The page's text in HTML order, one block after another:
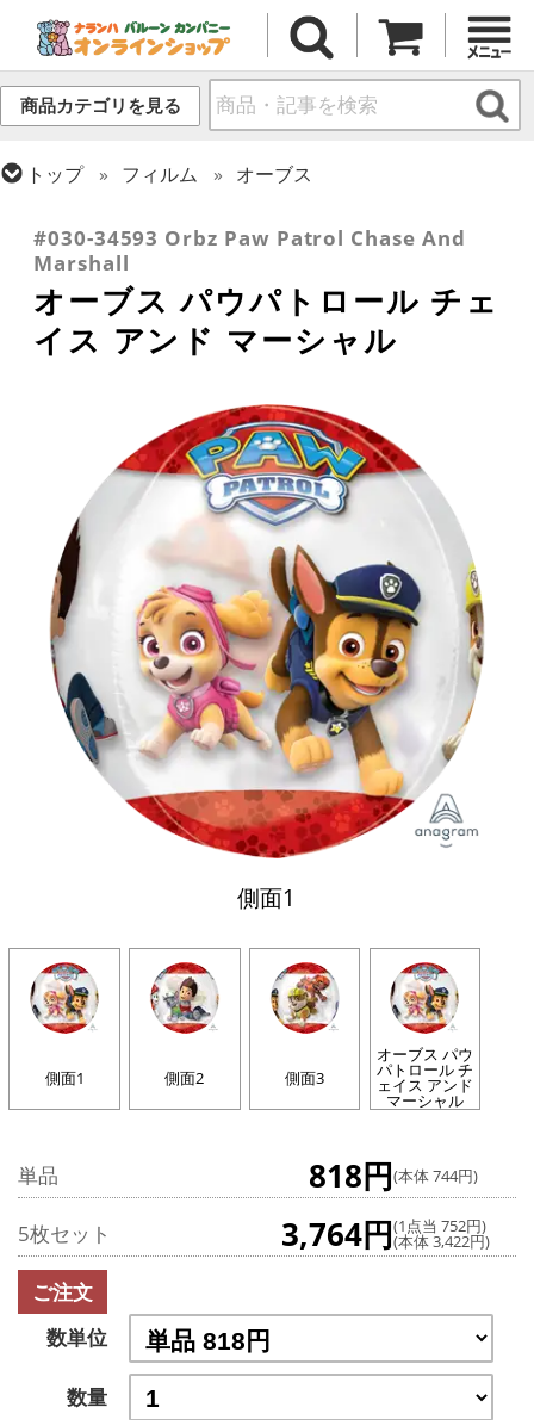
商品カテゴリを見る
トップ フィルム
オーブス
その他海外キャラクター
#030-34593 Orbz Paw Patrol Chase And
Marshall
オーブス パウパトロール チェ
イス アンド マーシャル
側面1
側面1 側面2 側面3
オーブス パウ
パトロール チ
ェイス アンド
マーシャル
単品 818円(本体 744円)
5枚セット 3,764円(1点当 752円)
(本体 3,422円)
ご注文
数単位
数量